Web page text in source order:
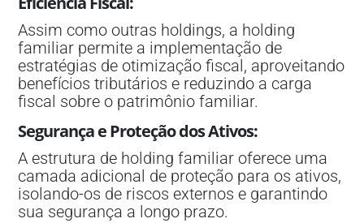
Assim como outras holdings, a holding
familiar permite a implementação de
estratégias de otimização fiscal, aproveitando
benefícios tributários e reduzindo a carga
fiscal sobre o patrimônio familiar.
Segurança e Proteção dos Ativos:
A estrutura de holding familiar oferece uma
camada adicional de proteção para os ativos,
isolando-os de riscos externos e garantindo
sua segurança a longo prazo.